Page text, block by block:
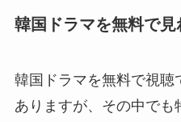
韓国ドラマを無料で見
韓国ドラマを無料で視聴
ありますが、その中でも